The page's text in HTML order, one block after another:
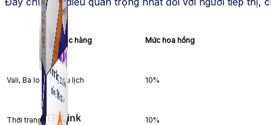
ATP Link
Mặc hàng Mức hoa hồng
Vali, Ba lo & Túi du lịch 10%
Thời trang 10%